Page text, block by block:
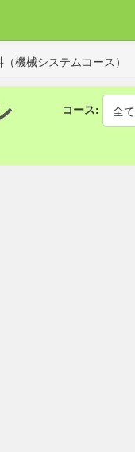
機械システムコース）
コース: 全て